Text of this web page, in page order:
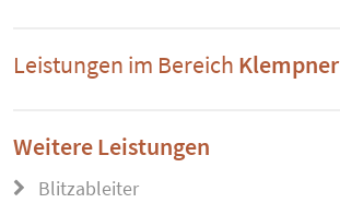
Leistungen im Bereich Klempner
Weitere Leistungen
Blitzableiter